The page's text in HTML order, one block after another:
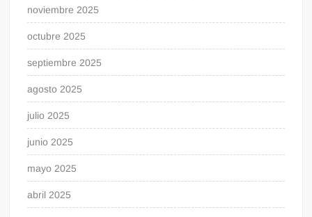
noviembre 2025
octubre 2025
septiembre 2025
agosto 2025
julio 2025
junio 2025
mayo 2025
abril 2025